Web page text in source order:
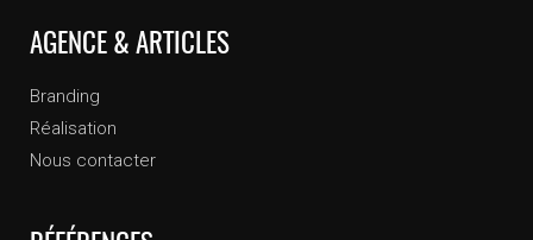
AGENCE & ARTICLES
Branding
Réalisation
Nous contacter